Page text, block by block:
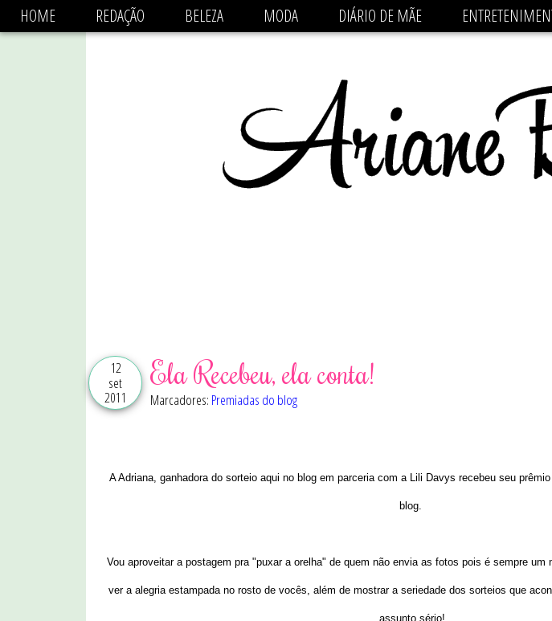
async='async' data-ad-client='ca-pub-1470782825684808' src='https://
HOME REDAÇÃO BELEZA MODA DIÁRIO DE MÃE
12
set
2011
Ela Recebeu, ela conta!
Marcadores: Premiadas do blog
A Adriana, ganhadora do sorteio aqui no blog em parceria com a Lili Davys recebeu seu
blog.
Vou aproveitar a postagem pra "puxar a orelha" de quem não envia as fotos pois é sempre um
ver a alegria estampada no rosto de vocês, além de mostrar a seriedade dos sorteios que
assunto sério!